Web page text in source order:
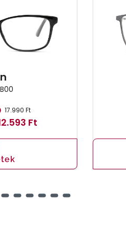
17.990 Ft
Ft